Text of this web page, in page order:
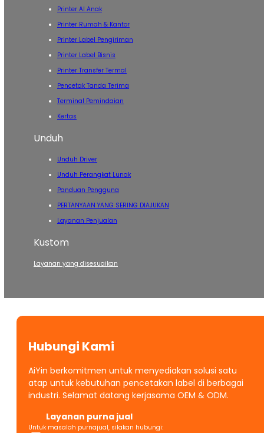
Printer AI Anak
Printer Rumah & Kantor
Printer Label Pengiriman
Printer Label Bisnis
Printer Transfer Termal
Pencetak Tanda Terima
Terminal Pemindaian
Kertas
Unduh
Unduh Driver
Unduh Perangkat Lunak
Panduan Pengguna
PERTANYAAN YANG SERING DIAJUKAN
Layanan Penjualan
Kustom
Layanan yang disesuaikan
Hubungi Kami
AiYin berkomitmen untuk menyediakan solusi satu
atap untuk kebutuhan pencetakan label di berbagai
industri. Selamat datang kerjasama OEM & ODM.
Layanan purna jual
Untuk masalah purnajual, silakan hubungi: